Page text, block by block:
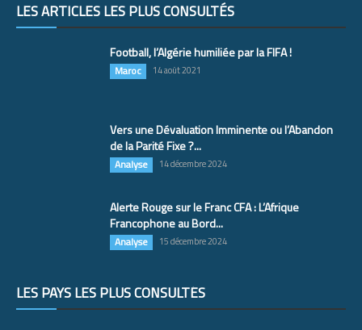
LES ARTICLES LES PLUS CONSULTÉS
Football, l’Algérie humiliée par la FIFA !
Maroc 14 août 2021
Vers une Dévaluation Imminente ou l’Abandon
de la Parité Fixe ?...
Analyse 14 décembre 2024
Alerte Rouge sur le Franc CFA : L’Afrique
Francophone au Bord...
Analyse 15 décembre 2024
LES PAYS LES PLUS CONSULTÉS